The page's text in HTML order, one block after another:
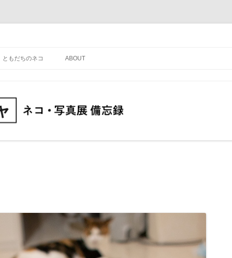
ともだちのネコ ABOUT